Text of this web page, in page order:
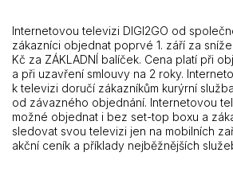
Internetovou televizi DIGI2GO od
zákazníci objednat poprvé 1. září za
Kč za ZÁKLADNÍ balíček. Cena platí při
a při uzavření smlouvy na 2 roky.
k televizi doručí zákazníkům kurýrní
od závazného objednání. Internetovou
možné objednat i bez set-top boxu a
sledovat svou televizi jen na mobilních
akční ceník a příklady nejběžnějších